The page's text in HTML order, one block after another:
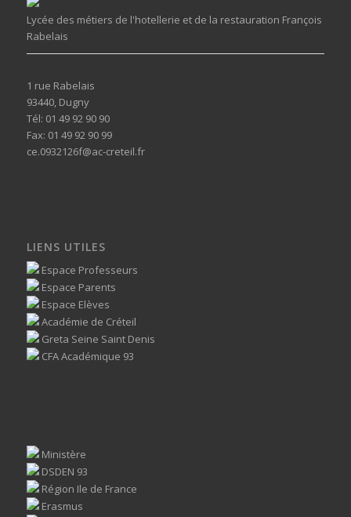
Lycée des métiers de l'hotellerie et de la restauration François
Rabelais
1 rue Rabelais
93440, Dugny
Tél: 01 49 92 90 90
Fax: 01 49 92 90 99
ce.0932126f@ac-creteil.fr
LIENS UTILES
Espace Professeurs
Espace Parents
Espace Elèves
Académie de Créteil
Greta Seine Saint Denis
CFA Académique 93
Ministère
DSDEN 93
Région Ile de France
Erasmus